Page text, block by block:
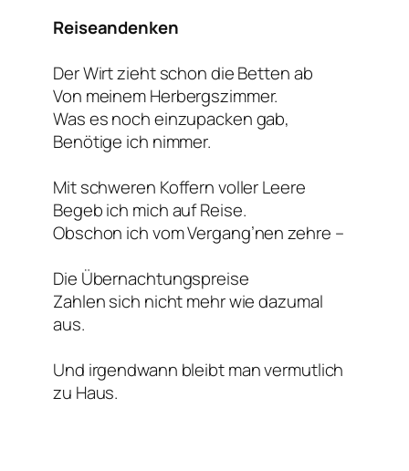
Reiseandenken
Der Wirt zieht schon die Betten ab
Von meinem Herbergszimmer.
Was es noch einzupacken gab,
Benötige ich nimmer.
Mit schweren Koffern voller Leere
Begeb ich mich auf Reise.
Obschon ich vom Vergang’nen zehre –
Die Übernachtungspreise
Zahlen sich nicht mehr wie dazumal
aus.
Und irgendwann bleibt man vermutlich
zu Haus.